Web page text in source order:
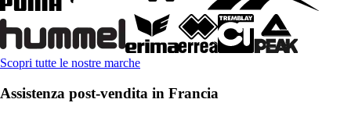
Scopri tutte le nostre marche
Assistenza post-vendita in Francia